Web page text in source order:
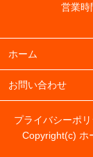
営業時
ホーム
お問い合わせ
プライバシーポ
Copyright(c) ホ